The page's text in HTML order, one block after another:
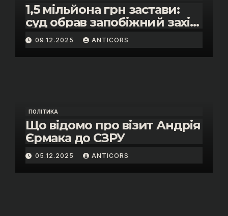
1,5 мільйона грн застави:
суд обрав запобіжний захід
помічнику нардепки Анни
Скороход у справі про
«санкційний підкуп»
09.12.2025 ANTICORS
ПОЛІТИКА
Що відомо про візит Андрія
Єрмака до СЗРУ
05.12.2025 ANTICORS